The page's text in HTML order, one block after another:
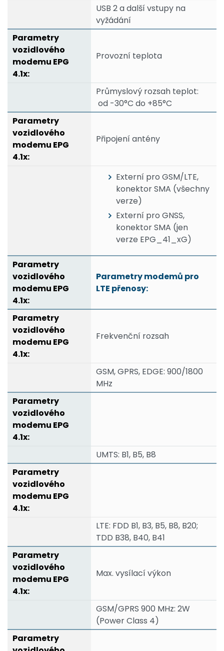
USB 2 a další vstupy na
vyžádání
Provozní teplota
Průmyslový rozsah teplot:
od -30°C do +85°C
Připojení antény
Externí pro GSM/LTE,
konektor SMA (všechny
verze)
Externí pro GNSS,
konektor SMA (jen
verze EPG_41_xG)
Parametry modemů pro
LTE přenosy:
Frekvenční rozsah
GSM, GPRS, EDGE: 900/1800
MHz
UMTS: B1, B5, B8
LTE: FDD B1, B3, B5, B8, B20;
TDD B38, B40, B41
Max. vysílací výkon
GSM/GPRS 900 MHz: 2W
(Power Class 4)